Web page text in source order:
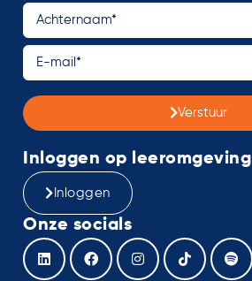
Verstuur
Inloggen op leeromgeving
Inloggen
Onze socials